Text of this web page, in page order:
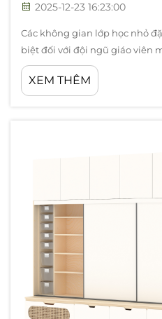
2025-12-23 16:23:00
Các không gian lớp học nhỏ
biệt đối với đội ngũ giáo viên
tạo dựng môi trường học tập
làm việc trong diện tích hạn
XEM THÊM